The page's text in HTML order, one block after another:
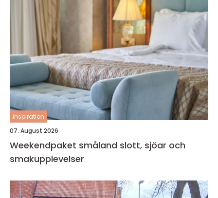
inspiration
07. August 2026
Weekendpaket småland slott, sjöar och
smakupplevelser